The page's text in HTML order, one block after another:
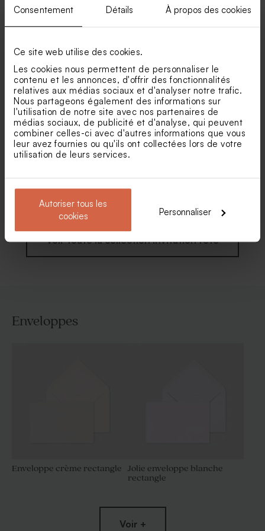
Consentement Détails À propos des cookies
Ce site web utilise des cookies.
Les cookies nous permettent de personnaliser le
contenu et les annonces, d'offrir des fonctionnalités
relatives aux médias sociaux et d'analyser notre trafic.
Nous partageons également des informations sur
l'utilisation de notre site avec nos partenaires de
médias sociaux, de publicité et d'analyse, qui peuvent
combiner celles-ci avec d'autres informations que vous
leur avez fournies ou qu'ils ont collectées lors de votre
utilisation de leurs services.
Autoriser tous les
cookies
Personnaliser
300 ex)
anniversaire adulte ticket deanniversaire adulte
Voir toute la collection Invitation fête
Enveloppes
Enveloppe crème rectangle
Jolie enveloppe blanche
rectangle
Voir +